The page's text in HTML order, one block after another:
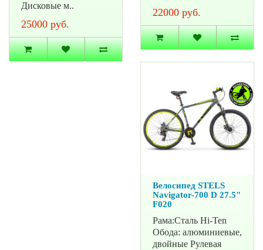
Дисковые м..
25000 руб.
22000 руб.
Велосипед STELS
Navigator-700 D 27.5"
F020
Рама:Сталь Hi-Ten
Обода: алюминиевые,
двойные Рулевая